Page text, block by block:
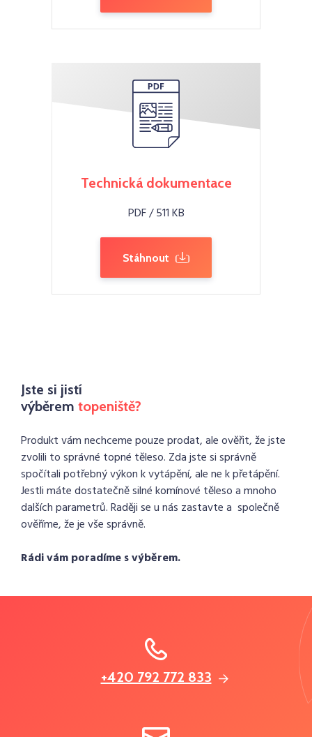
Technická dokumentace
PDF / 511 KB
Stáhnout
Jste si jistí
výběrem topeniště?
Produkt vám nechceme pouze prodat, ale ověřit, že jste
zvolili to správné topné těleso. Zda jste si správně
spočítali potřebný výkon k vytápění, ale ne k přetápění.
Jestli máte dostatečně silné komínové těleso a mnoho
dalších parametrů. Raději se u nás zastavte a společně
ověříme, že je vše správně.
Rádi vám poradíme s výběrem.
+420 792 772 833